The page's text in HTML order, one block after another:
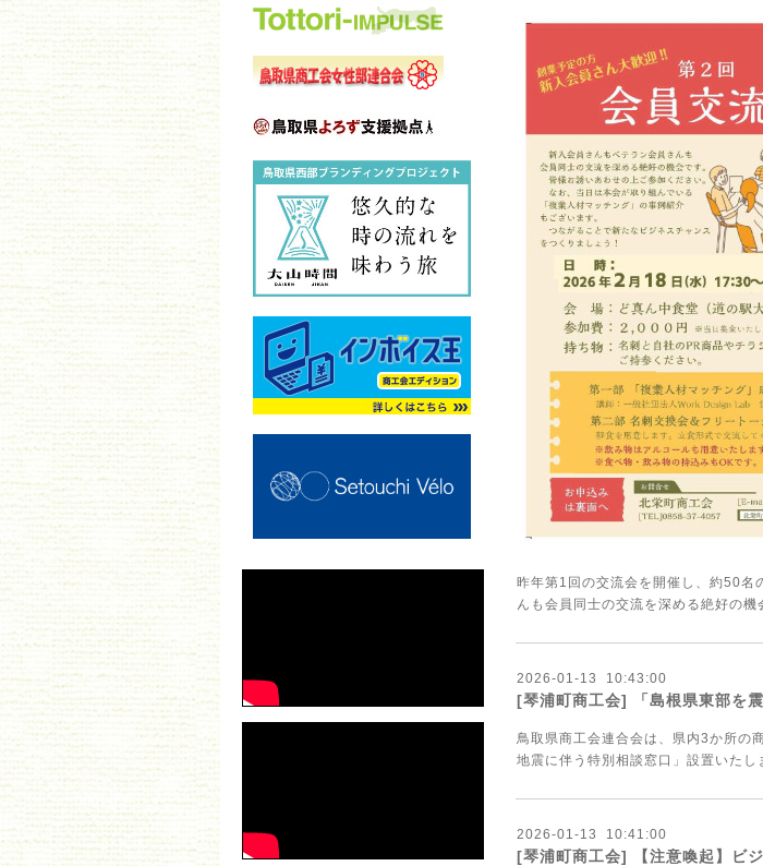
昨年第1回の交流会を開催し、約50
んも会員同士の交流を深める絶好の
2026-01-13 10:43:00
[琴浦町商工会] 「島根県東部を
鳥取県商工会連合会は、県内3か所の
地震に伴う特別相談窓口」設置いた
2026-01-13 10:41:00
[琴浦町商工会] 【注意喚起】ビ